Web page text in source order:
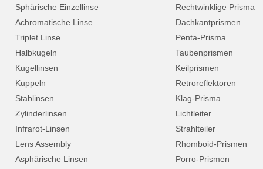
Sphärische Einzellinse
Achromatische Linse
Triplet Linse
Halbkugeln
Kugellinsen
Kuppeln
Stablinsen
Zylinderlinsen
Infrarot-Linsen
Lens Assembly
Asphärische Linsen
Rechtwinklige Prisma
Dachkantprismen
Penta-Prisma
Taubenprismen
Keilprismen
Retroreflektoren
Klag-Prisma
Lichtleiter
Strahlteiler
Rhomboid-Prismen
Porro-Prismen